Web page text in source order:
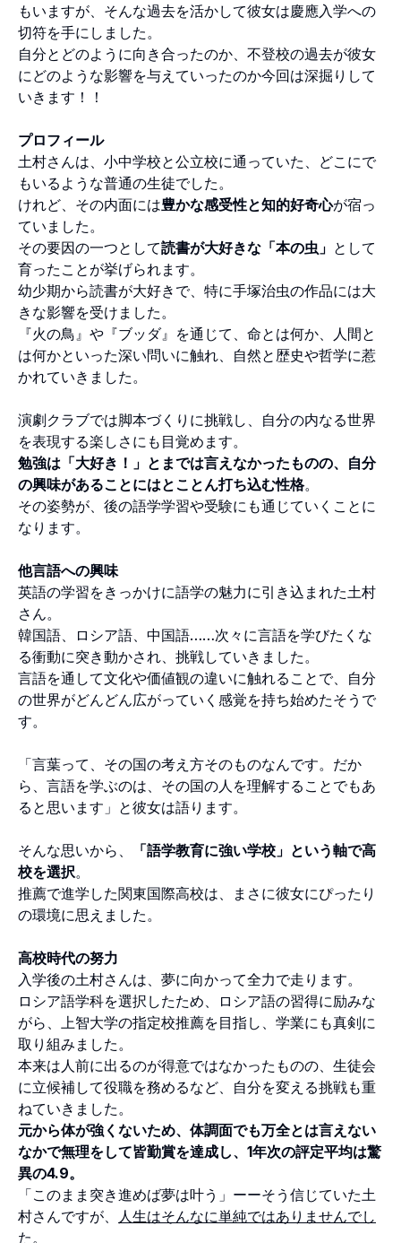
もいますが、そんな過去を活かして彼女は慶應入学への
切符を手にしました。
自分とどのように向き合ったのか、不登校の過去が彼女
にどのような影響を与えていったのか今回は深掘りして
いきます！！
プロフィール
土村さんは、小中学校と公立校に通っていた、どこにで
もいるような普通の生徒でした。
けれど、その内面には豊かな感受性と知的好奇心が宿っ
ていました。
その要因の一つとして読書が大好きな「本の虫」 として
育ったことが挙げられます。
幼少期から読書が大好きで、特に手塚治虫の作品には大
きな影響を受けました。
『火の鳥』や『ブッダ』を通じて、命とは何か、人間と
は何かといった深い問いに触れ、自然と歴史や哲学に惹
かれていきました。
演劇クラブでは脚本づくりに挑戦し、自分の内なる世界
を表現する楽しさにも目覚めます。
勉強は「大好き！」とまでは言えなかったものの、自分
の興味があることにはとことん打ち込む性格。
その姿勢が、後の語学学習や受験にも通じていくことに
なります。
他言語への興味
英語の学習をきっかけに語学の魅力に引き込まれた土村
さん。
韓国語、ロシア語、中国語……次々に言語を学びたくな
る衝動に突き動かされ、挑戦していきました。
言語を通して文化や価値観の違いに触れることで、自分
の世界がどんどん広がっていく感覚を持ち始めたそうで
す。
「言葉って、その国の考え方そのものなんです。だか
ら、言語を学ぶのは、その国の人を理解することでもあ
ると思います」と彼女は語ります。
そんな思いから、
「語学教育に強い学校」という軸で高
校を選択。
推薦で進学した関東国際高校は、まさに彼女にぴったり
の環境に思えました。
高校時代の努力
入学後の土村さんは、夢に向かって全力で走ります。
ロシア語学科を選択したため、ロシア語の習得に励みな
がら、上智大学の指定校推薦を目指し、学業にも真剣に
取り組みました。
本来は人前に出るのが得意ではなかったものの、生徒会
に立候補して役職を務めるなど、自分を変える挑戦も重
ねていきました。
元から体が強くないため、体調面でも万全とは言えない
なかで無理をして皆勤賞を達成し、1年次の評定平均は驚
異の4.9。
「このまま突き進めば夢は叶う」ーーそう信じていた土
村さんですが、
人生はそんなに単純ではありませんでし
た。